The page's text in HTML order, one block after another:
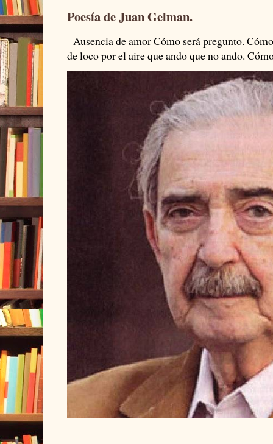
Poesía de Juan Gelman.
Ausencia de amor Cómo será pregunto.
de loco por el aire que ando que no ando.